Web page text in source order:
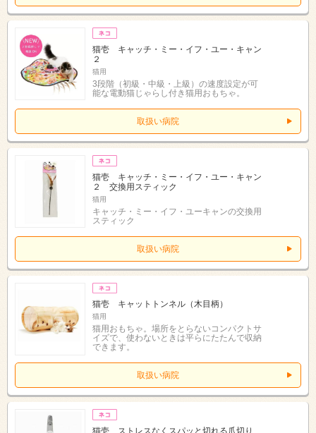
猫壱 キャッチ・ミー・イフ・ユー・キャン
２
猫用
3段階（初級・中級・上級）の速度設定が可
能な電動猫じゃらし付き猫用おもちゃ。
取扱い病院
猫壱 キャッチ・ミー・イフ・ユー・キャン
２ 交換用スティック
猫用
キャッチ・ミー・イフ・ユーキャンの交換用
スティック
取扱い病院
猫壱 キャットトンネル（木目柄）
猫用
猫用おもちゃ。場所をとらないコンパクトサ
イズで、使わないときは平らにたたんで収納
できます。
取扱い病院
猫壱 ストレスなくスパッと切れる爪切り